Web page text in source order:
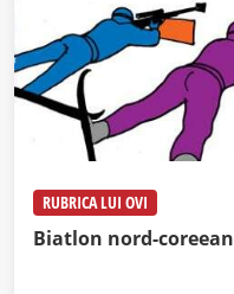
RUBRICA LUI OVI
Biatlon nord-coreean